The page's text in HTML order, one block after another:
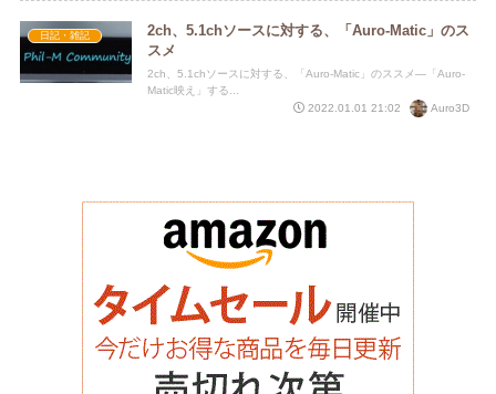
日記・雑記
2ch、5.1chソースに対する、「Auro-Matic」のス
スメ
2ch、5.1chソースに対する、「Auro-Matic」のススメ―「Auro-
Matic映え」する...
2022.01.01 21:02
Auro3D